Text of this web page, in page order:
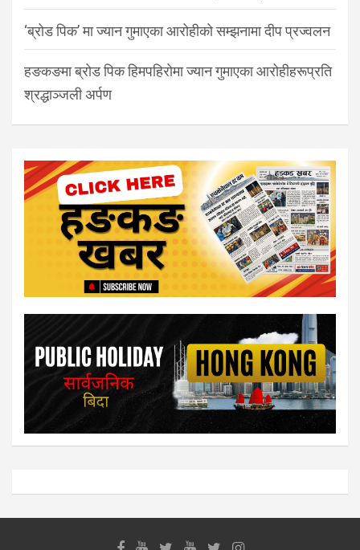
‘ब्रोड पिक’ मा ज्यान गुमाएका आरोहीको सम्झनामा दीप प्रज्वलन
हङकङमा ब्रोड पिक हिमपहिरोमा ज्यान गुमाएका आरोहीहरूप्रति
श्रद्धाञ्जली अर्पण